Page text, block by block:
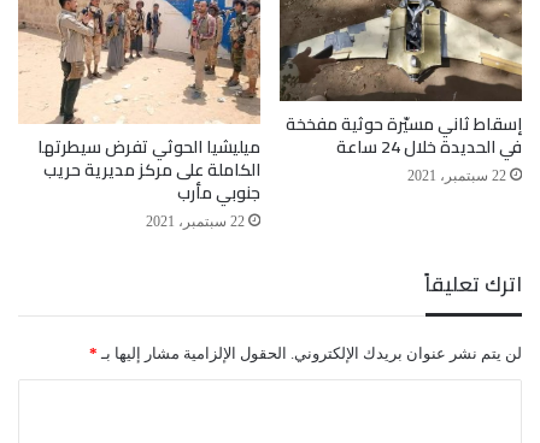
إسقاط ثاني مسيّرة حوثية مفخخة
في الحديدة خلال 24 ساعة
22 سبتمبر، 2021
ميليشيا الحوثي تفرض سيطرتها
الكاملة على مركز مديرية حريب
جنوبي مأرب
22 سبتمبر، 2021
اترك تعليقاً
لن يتم نشر عنوان بريدك الإلكتروني. الحقول الإلزامية مشار إليها بـ *